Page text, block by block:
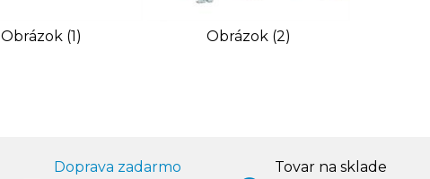
Obrázok (1) Obrázok (2)
Doprava zadarmo
Tovar na sklade